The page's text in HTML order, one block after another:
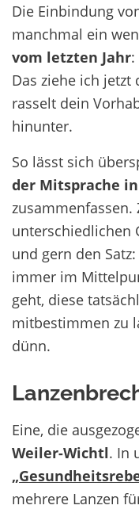
Die Einbindung
manchmal ein
vom letzten Jahr
Das ziehe ich jetzt
rasselt dein
hinunter.
So lässt sich
der Mitsprache
unterschiedlichen
und gern den
immer im
geht, diese
mitbestimmen zu
dünn.
Eine, die
Weiler-Wichtl. In
mehrere Lanzen